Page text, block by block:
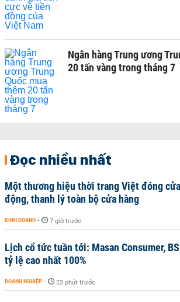
Ngân hàng Trung ương
20 tấn vàng trong tháng 7
Đọc nhiều nhất
Một thương hiệu thời trang Việt đóng
động, thanh lý toàn bộ cửa hàng
KINH DOANH - 7 giờ trước
Lịch cổ tức tuần tới: Masan Consumer,
tỷ lệ cao nhất 100%
DOANH NGHIỆP - 23 phút trước